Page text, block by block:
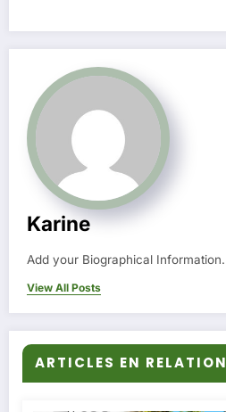
Karine
Add your Biographical Information.
View All Posts
ARTICLES EN RELATION